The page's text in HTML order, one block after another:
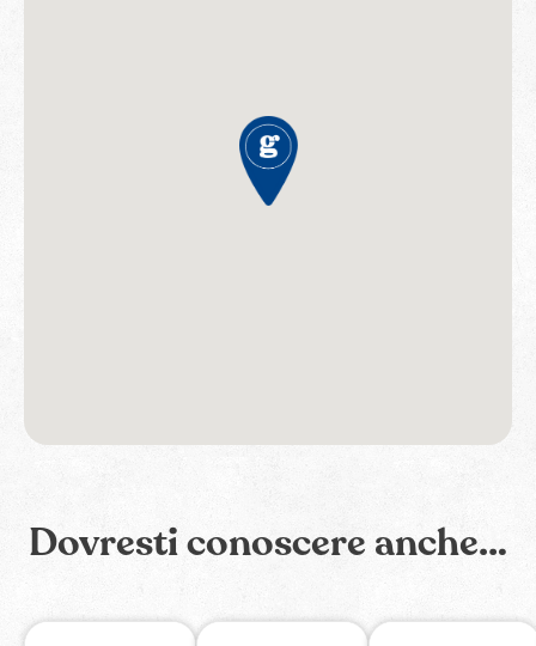
Dovresti conoscere anche…